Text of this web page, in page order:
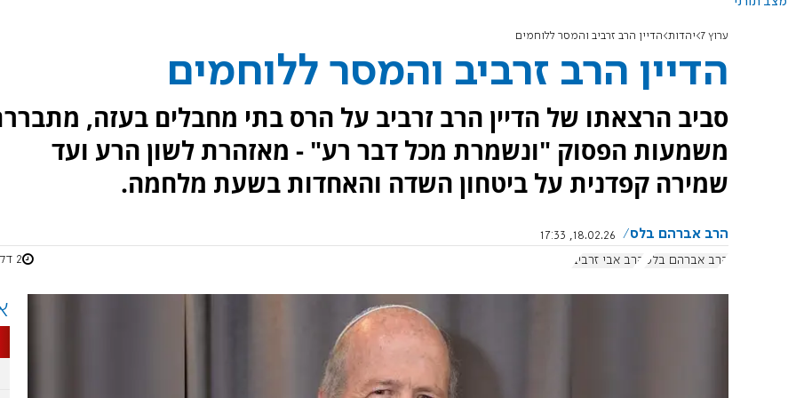
ערוץ 7 יהדות הדיין הרב זרביב והמסר ללוחמים
הדיין הרב זרביב והמסר ללוחמים
סביב הרצאתו של הדיין הרב זרביב על הרס בתי מחבלים בעזה,
משמעות הפסוק "ונשמרת מכל דבר רע" - מאזהרת לשון הרע ועד
שמירה קפדנית על ביטחון השדה והאחדות בשעת מלחמה.
הרב אברהם בלס
18.02.26, 17:33
הרב אברהם בלס הרב אבי זרביב 2 דקות